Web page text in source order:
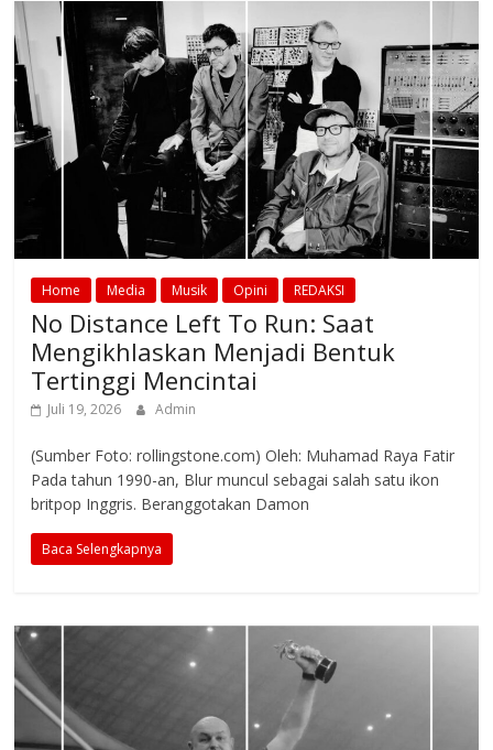
Home Media Musik Opini REDAKSI
No Distance Left To Run: Saat
Mengikhlaskan Menjadi Bentuk
Tertinggi Mencintai
Juli 19, 2026 Admin
(Sumber Foto: rollingstone.com) Oleh: Muhamad Raya Fatir
Pada tahun 1990-an, Blur muncul sebagai salah satu ikon
britpop Inggris. Beranggotakan Damon
Baca Selengkapnya